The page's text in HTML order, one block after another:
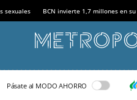
sexuales BCN invierte 1,7 millones en
Pásate al MODO AHORRO